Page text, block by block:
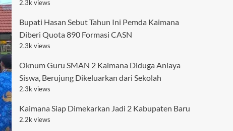
2.3k views
Bupati Hasan Sebut Tahun Ini Pemda Kaimana
Diberi Quota 890 Formasi CASN
2.3k views
Oknum Guru SMAN 2 Kaimana Diduga Aniaya
Siswa, Berujung Dikeluarkan dari Sekolah
2.3k views
Kaimana Siap Dimekarkan Jadi 2 Kabupaten Baru
2.2k views